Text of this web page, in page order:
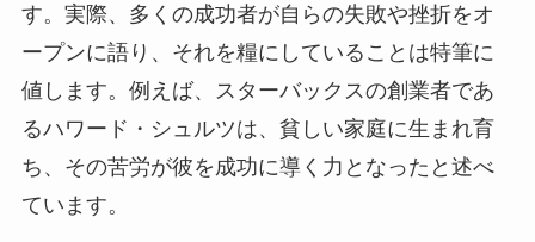
す。実際、多くの成功者が自らの失敗や挫折をオ
ープンに語り、それを糧にしていることは特筆に
値します。例えば、スターバックスの創業者であ
るハワード・シュルツは、貧しい家庭に生まれ育
ち、その苦労が彼を成功に導く力となったと述べ
ています。